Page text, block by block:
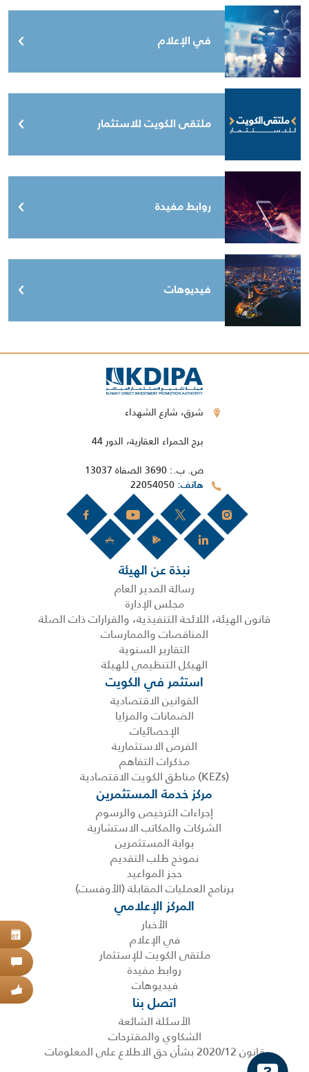
في الإعلام
ملتقى الكويت للاستثمار
روابط مفيدة
فيديوهات
شرق، شارع الشهداء
برج الحمراء العقارية، الدور 44
ص. ب.: 3690 الصفاة 13037
هاتف
نبذة عن الهيئة
رسالة المدير العام
مجلس الإدارة
قانون الهيئة، اللائحة التنفيذية، والقرارات ذات الصلة
المناقصات والممارسات
التقارير السنوية
الهيكل التنظيمي للهيئة
استثمر في الكويت
القوانين الاقتصادية
الضمانات والمزايا
الإحصائيات
الفرص الاستثمارية
مذكرات التفاهم
(KEZs) مناطق الكويت الاقتصادية
مركز خدمة المستثمرين
إجراءات الترخيص والرسوم
الشركات والمكاتب الاستشارية
بوابة المستثمرين
نموذج طلب التقديم
حجز المواعيد
برنامج العمليات المقابلة (الأوفست)
المركز الإعلامي
الأخبار
في الإعلام
ملتقى الكويت للإستثمار
روابط مفيدة
فيديوهات
اتصل بنا
الأسئلة الشائعة
الشكاوي والمقترحات
قانون 2020/12 بشأن حق الاطلاع على المعلومات
07